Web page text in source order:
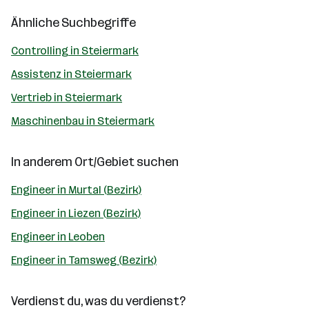
Ähnliche Suchbegriffe
Controlling in Steiermark
Assistenz in Steiermark
Vertrieb in Steiermark
Maschinenbau in Steiermark
In anderem Ort/Gebiet suchen
Engineer in Murtal (Bezirk)
Engineer in Liezen (Bezirk)
Engineer in Leoben
Engineer in Tamsweg (Bezirk)
Verdienst du, was du verdienst?